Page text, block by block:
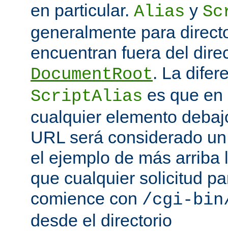
en particular. Alias y
generalmente para
encuentran fuera del
DocumentRoot. La
ScriptAlias es que en
cualquier elemento
URL será considerado
el ejemplo de más arriba
que cualquier solicitud
comience con /cgi-
desde el directorio